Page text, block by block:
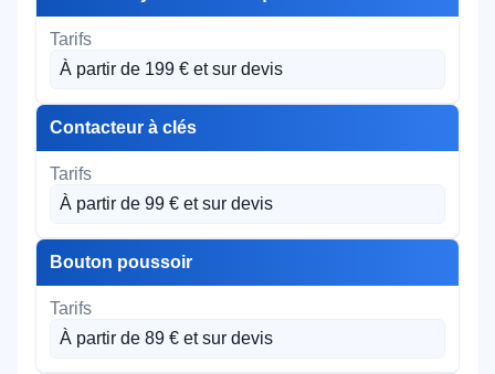
À partir de 199 € et sur devis
Contacteur à clés
À partir de 99 € et sur devis
Bouton poussoir
À partir de 89 € et sur devis